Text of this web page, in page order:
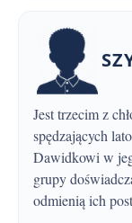
Jest trzecim z chłopców, którzy tworzą paczkę przyjaciół
spędzających
Dawidkowi w
grupy
odmienią ich